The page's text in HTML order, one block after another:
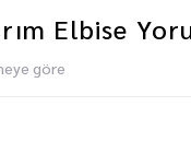
Elbise
göre